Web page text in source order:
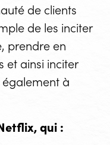
de clients
de les inciter
prendre en
et ainsi inciter
à
qui :